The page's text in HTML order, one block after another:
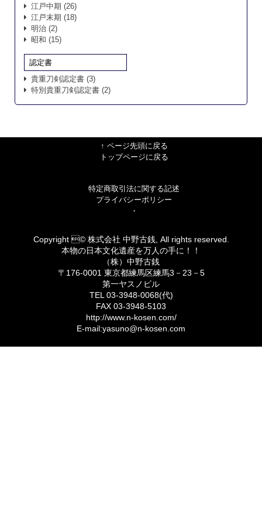
江戸中期 (26)
江戸末期 (18)
明治 (2)
昭和 (15)
認定書
貴重刀剣認定書 (3)
特別貴重刀剣認定書 (2)
↑ ページ先頭に戻る
トップページに戻る
特定商取引法に関する記述
プライバシーポリシー
・
Copyright © 株式会社 中野古銭, All rights reserved.
本物の日本文化遺産を万人の手に！！
（株）中野古銭
〒176-0001 東京都練馬区練馬3－23－5
第一ヤスノビル
TEL 03-3948-0068(代)
FAX 03-3948-5103
http://www.n-kosen.com/
E-mail:yasuno@n-kosen.com